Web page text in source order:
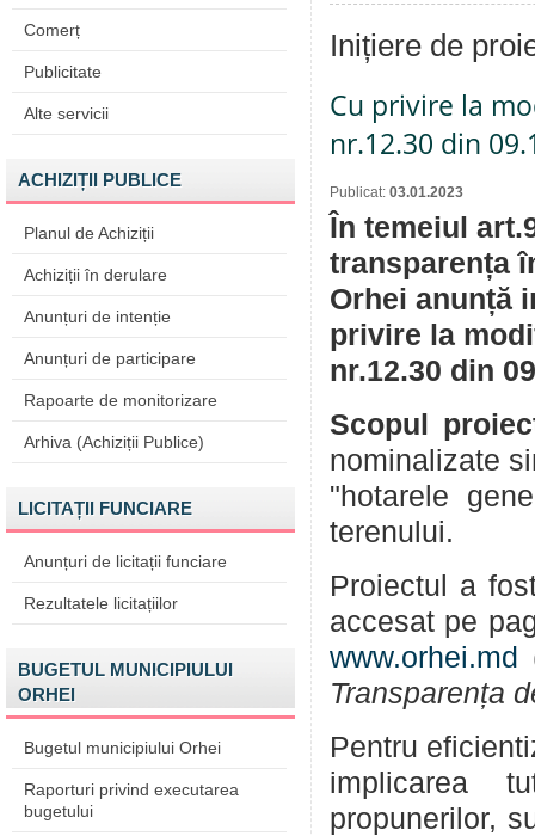
Comerț
Publicitate
Alte servicii
ACHIZIȚII PUBLICE
Planul de Achiziții
Achiziții în derulare
Anunțuri de intenție
Anunțuri de participare
Rapoarte de monitorizare
Arhiva (Achiziții Publice)
LICITAȚII FUNCIARE
Anunțuri de licitații funciare
Rezultatele licitațiilor
BUGETUL MUNICIPIULUI
ORHEI
Bugetul municipiului Orhei
Raporturi privind executarea
bugetului
Inițiere de
Cu privire la
nr.12.30 din
Publicat: 03.01.2023
În temeiul
transparența
Orhei anunță
privire la
nr.12.30 din
Scopul
nominalizate
"hotarele
terenului.
Proiectul a
accesat pe
www.orhei.md
Transparența
Pentru
implicarea
propunerilor,